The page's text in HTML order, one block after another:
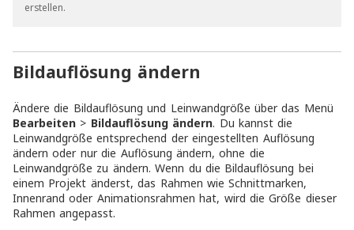
erstellen.
Bildauflösung ändern
Ändere die Bildauflösung und Leinwandgröße über das Menü
Bearbeiten > Bildauflösung ändern. Du kannst die
Leinwandgröße entsprechend der eingestellten Auflösung
ändern oder nur die Auflösung ändern, ohne die
Leinwandgröße zu ändern. Wenn du die Bildauflösung bei
einem Projekt änderst, das Rahmen wie Schnittmarken,
Innenrand oder Animationsrahmen hat, wird die Größe dieser
Rahmen angepasst.